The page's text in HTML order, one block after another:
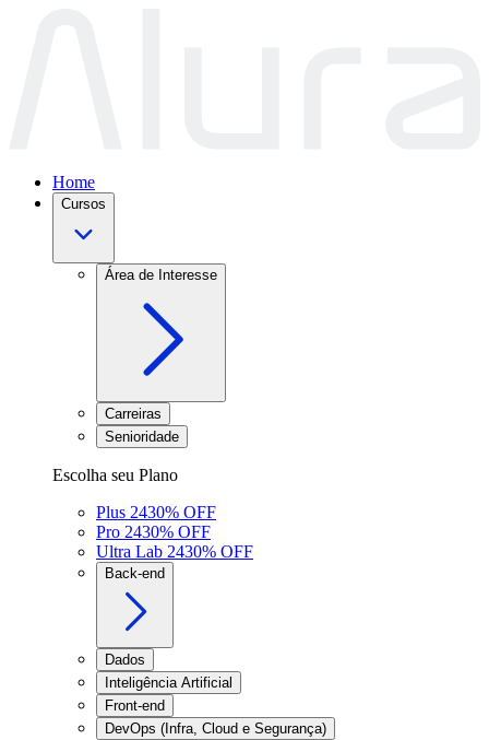
Home
Cursos
Área de Interesse
Carreiras
Senioridade
Escolha seu Plano
Plus 2430% OFF
Pro 2430% OFF
Ultra Lab 2430% OFF
Back-end
Dados
Inteligência Artificial
Front-end
DevOps (Infra, Cloud e Segurança)